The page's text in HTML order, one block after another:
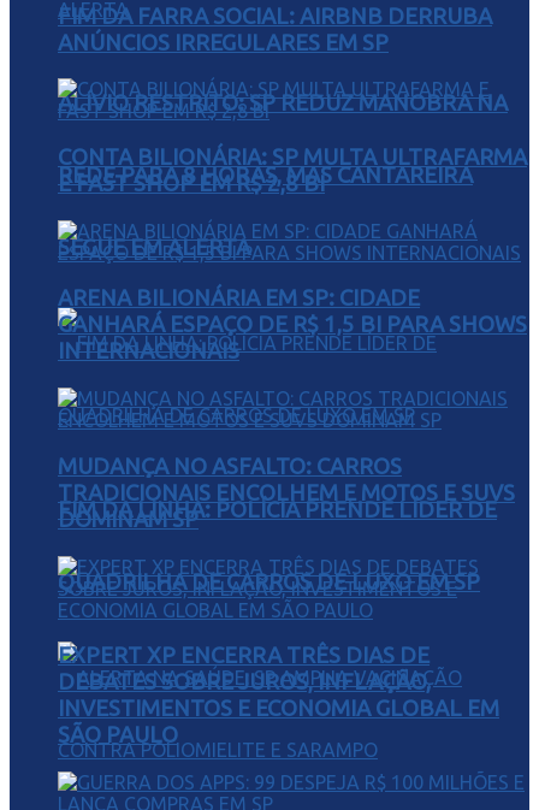
ALÍVIO RESTRITO: SP REDUZ MANOBRA NA
REDE PARA 8 HORAS, MAS CANTAREIRA
SEGUE EM ALERTA
FIM DA LINHA: POLÍCIA PRENDE LÍDER DE
QUADRILHA DE CARROS DE LUXO EM SP
FIM DA FARRA SOCIAL: AIRBNB DERRUBA
ANÚNCIOS IRREGULARES EM SP
CONTA BILIONÁRIA: SP MULTA ULTRAFARMA
E FAST SHOP EM R$ 2,8 BI
ARENA BILIONÁRIA EM SP: CIDADE
GANHARÁ ESPAÇO DE R$ 1,5 BI PARA SHOWS
INTERNACIONAIS
MUDANÇA NO ASFALTO: CARROS
TRADICIONAIS ENCOLHEM E MOTOS E SUVS
DOMINAM SP
EXPERT XP ENCERRA TRÊS DIAS DE
DEBATES SOBRE JUROS, INFLAÇÃO,
INVESTIMENTOS E ECONOMIA GLOBAL EM
SÃO PAULO